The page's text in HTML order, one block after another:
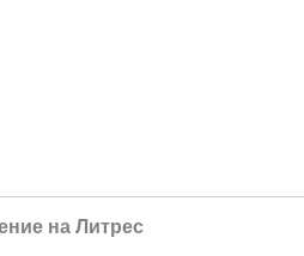
на Литрес